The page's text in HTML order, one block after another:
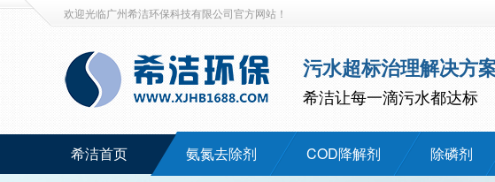
欢迎光临广州希洁环保科技有限公司官方网站！
污水超标治理解决方
希洁让每一滴污水都达标
希洁首页 氨氮去除剂 COD降解剂 除磷剂